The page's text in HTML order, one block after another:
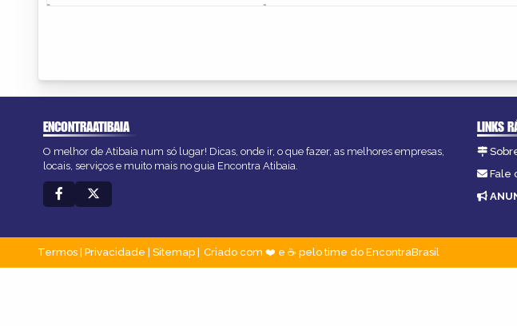
ENCONTRAATIBAIA
O melhor de Atibaia num só lugar! Dicas, onde ir, o que fazer, as melhores empresas,
locais, serviços e muito mais no guia Encontra Atibaia.
LINKS
Fale
Termos Privacidade Sitemap Criado com ❤️ e ☕ pelo time do EncontraBrasil